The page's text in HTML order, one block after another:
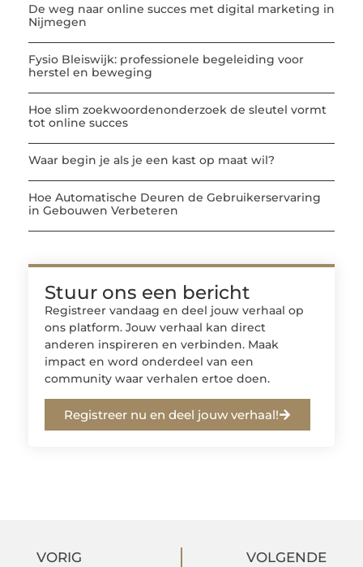
De weg naar online succes met digital marketing in
Nijmegen
Fysio Bleiswijk: professionele begeleiding voor
herstel en beweging
Hoe slim zoekwoordenonderzoek de sleutel vormt
tot online succes
Waar begin je als je een kast op maat wil?
Hoe Automatische Deuren de Gebruikerservaring
in Gebouwen Verbeteren
Stuur ons een bericht
Registreer vandaag en deel jouw verhaal op
ons platform. Jouw verhaal kan direct
anderen inspireren en verbinden. Maak
impact en word onderdeel van een
community waar verhalen ertoe doen.
Registreer nu en deel jouw verhaal!
VORIG VOLGENDE